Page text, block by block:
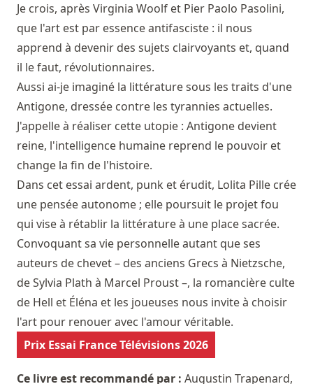
Je crois, après Virginia Woolf et Pier Paolo Pasolini,
que l'art est par essence antifasciste : il nous
apprend à devenir des sujets clairvoyants et, quand
il le faut, révolutionnaires.
Aussi ai-je imaginé la littérature sous les traits d'une
Antigone, dressée contre les tyrannies actuelles.
J'appelle à réaliser cette utopie : Antigone devient
reine, l'intelligence humaine reprend le pouvoir et
change la fin de l'histoire.
Dans cet essai ardent, punk et érudit, Lolita Pille crée
une pensée autonome ; elle poursuit le projet fou
qui vise à rétablir la littérature à une place sacrée.
Convoquant sa vie personnelle autant que ses
auteurs de chevet – des anciens Grecs à Nietzsche,
de Sylvia Plath à Marcel Proust –, la romancière culte
de Hell et Éléna et les joueuses nous invite à choisir
l'art pour renouer avec l'amour véritable.
Prix Essai France Télévisions 2026
Ce livre est recommandé par : Augustin Trapenard,